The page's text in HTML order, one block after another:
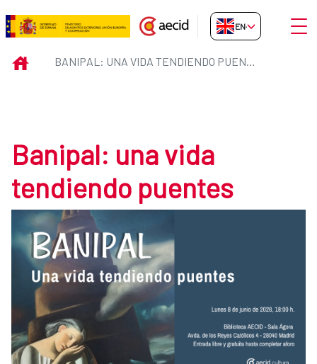
Skip to Main Content
Banipal: una vida tendiendo
EN-GB
INICIO BANIPAL: UNA VIDA TENDIENDO PUENTES
Banipal: una vida
tendiendo puentes